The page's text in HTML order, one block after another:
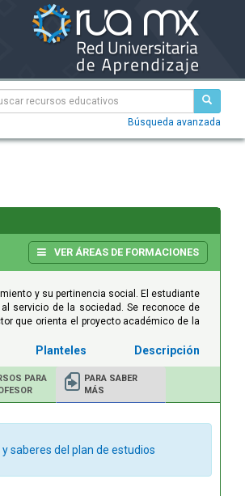
Búsqueda avanzada
VER ÁREAS DE FORMACIONES
y su pertinencia social. El estudiante
servicio de la sociedad. Se reconoce de
que orienta el proyecto académico de la
Descripción
PARA
PARA SABER
MÁS
saberes del plan de estudios